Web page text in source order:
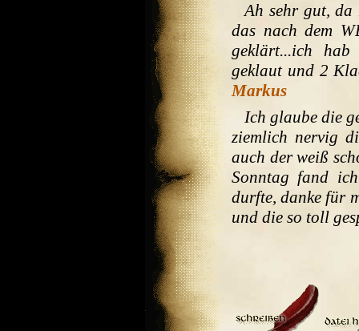
Ah sehr gut, da
das nach dem
geklärt...ich
geklaut und 2
Markus
Ich glaube die
ziemlich nervig
auch der weiß
Sonntag fand
durfte, danke für
und die so toll